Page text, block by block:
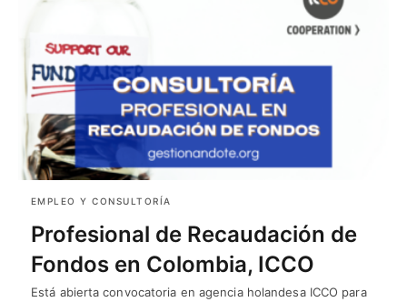
EMPLEO Y CONSULTORÍA
Profesional de Recaudación de
Fondos en Colombia, ICCO
Está abierta convocatoria en agencia holandesa ICCO para